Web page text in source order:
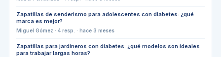
Zapatillas de senderismo para adolescentes con diabetes: ¿qué
marca es mejor?
Miguel Gómez · 4resp. · hace 3 meses
Zapatillas para jardineros con diabetes: ¿qué modelos son ideales
para trabajar largas horas?